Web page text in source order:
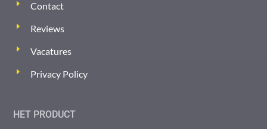
Contact
Reviews
Vacatures
Privacy Policy
HET PRODUCT